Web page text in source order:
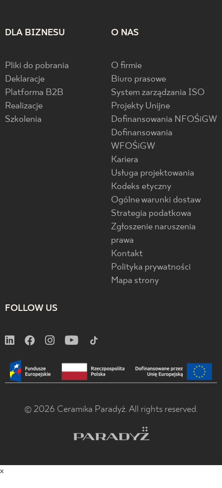
DLA BIZNESU
Pliki do pobrania
Deklaracje
Platforma B2B
Realizacje
Szkolenia
O NAS
O firmie
Biuro prasowe
System zarządzania ISO
Projekty Unijne
Dofinansowania NFOŚiGW
Dofinansowania
WFOŚiGW
Kariera
Usługa projektowania
Kodeks etyczny
Ogólne warunki dostaw
Strategia podatkowa
Zgłoszenie naruszenia
prawa
Kontakt
Polityka prywatności
Mapa strony
FOLLOW US
© 2026 Ceramika Paradyż. All rights reserved.
x